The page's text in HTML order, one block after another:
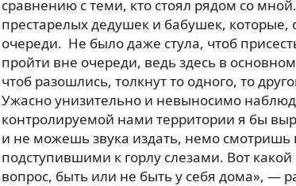
сравнению с теми, кто стоял рядом со
престарелых дедушек и бабушек,
очереди. Не было даже стула, чтоб
пройти вне очереди, ведь здесь в
чтоб разошлись, толкнут то одного, то
Ужасно унизительно и невыносимо
контролируемой нами территории я бы
и не можешь звука издать, немо
подступившими к горлу слезами. Вот
вопрос, быть или не быть у себя дома», —